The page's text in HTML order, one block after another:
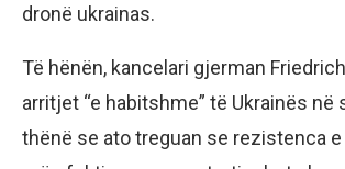
dronë ukrainas.
Të hënën, kancelari gjerman
arritjet “e habitshme” të Ukrainës në
thënë se ato treguan se rezistenca